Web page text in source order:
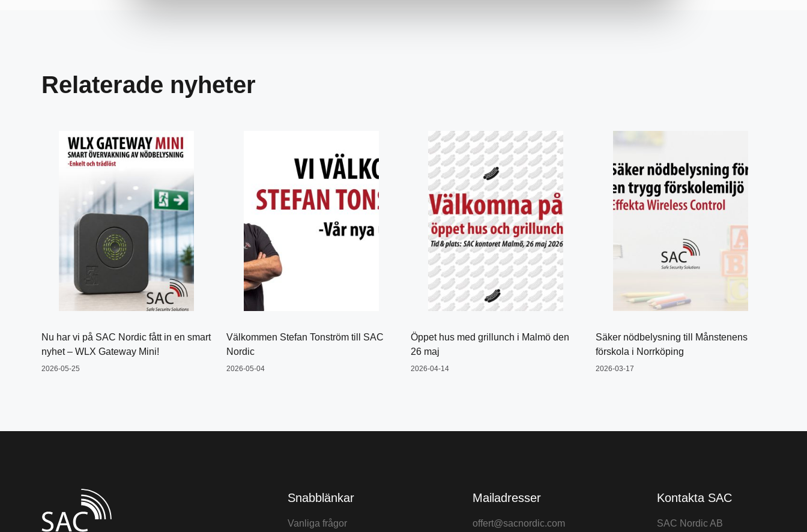
Relaterade nyheter
Nu har vi på SAC Nordic fått in en smart
nyhet – WLX Gateway Mini!
2026-05-25
Välkommen Stefan Tonström till SAC
Nordic
2026-05-04
Öppet hus med grillunch i Malmö den
26 maj
2026-04-14
Säker nödbelysning till Månstenens
förskola i Norrköping
2026-03-17
Snabblänkar
Vanliga frågor
Mailadresser
offert@sacnordic.com
Kontakta SAC
SAC Nordic AB